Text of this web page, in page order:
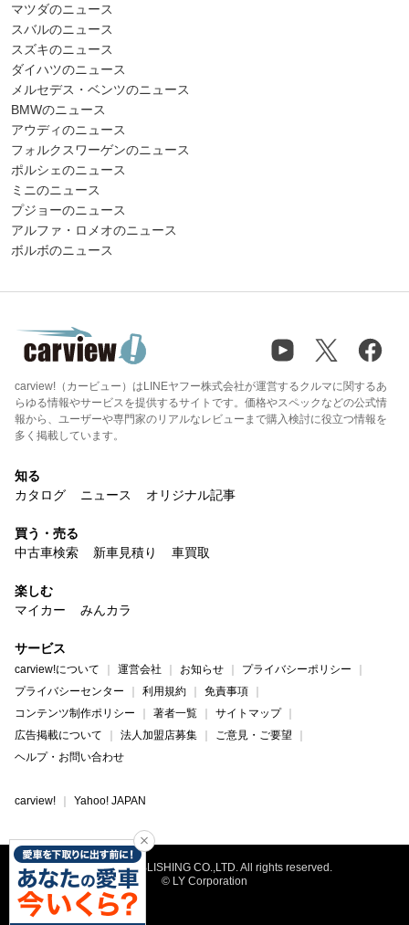
マツダのニュース
スバルのニュース
スズキのニュース
ダイハツのニュース
メルセデス・ベンツのニュース
BMWのニュース
アウディのニュース
フォルクスワーゲンのニュース
ポルシェのニュース
ミニのニュース
プジョーのニュース
アルファ・ロメオのニュース
ボルボのニュース
carview!（カービュー）はLINEヤフー株式会社が運営するクルマに関するあ
らゆる情報やサービスを提供するサイトです。価格やスペックなどの公式情
報から、ユーザーや専門家のリアルなレビューまで購入検討に役立つ情報を
多く掲載しています。
知る
カタログ
ニュース オリジナル記事
買う・売る
中古車検索
新車見積り 車買取
楽しむ
マイカー
みんカラ
サービス
carview!について 運営会社 お知らせ
プライバシーポリシー
プライバシーセンター
利用規約
免責事項
コンテンツ制作ポリシー
著者一覧
サイトマップ
広告掲載について
法人加盟店募集
ご意見・ご要望
ヘルプ・お問い合わせ
carview! Yahoo! JAPAN
©NAIGAI PUBLISHING CO.,LTD. All rights reserved.
© LY Corporation